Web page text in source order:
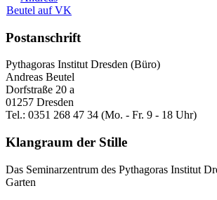
Postanschrift
Pythagoras Institut Dresden (Büro)
Andreas Beutel
Dorfstraße 20 a
01257 Dresden
Tel.: 0351 268 47 34 (Mo. - Fr. 9 - 18 Uhr)
Klangraum der Stille
Das Seminarzentrum des Pythagoras Institut
Garten